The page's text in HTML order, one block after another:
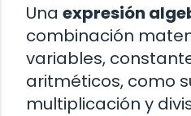
Una expresión
combinación
variables,
aritméticos, como
multiplicación y